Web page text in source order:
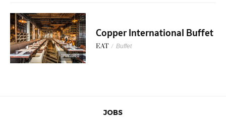
SPONSORED
Copper International Buffet
EAT / Buffet
JOBS